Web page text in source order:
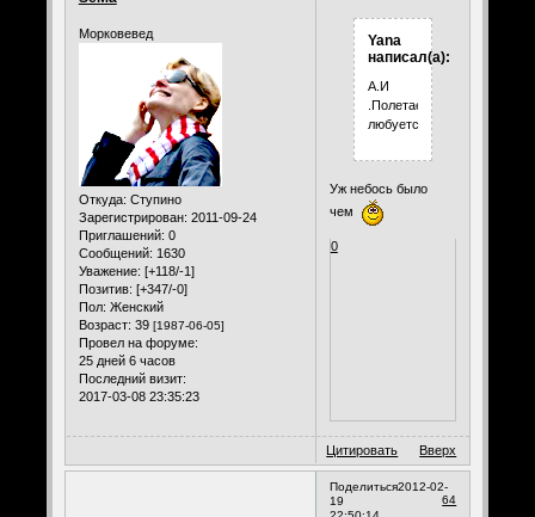
Морковевед
Откуда: Ступино
Зарегистрирован: 2011-09-24
Приглашений: 0
Сообщений: 1630
Уважение: [+118/-1]
Позитив: [+347/-0]
Пол: Женский
Возраст: 39 [1987-06-05]
Провел на форуме:
25 дней 6 часов
Последний визит:
2017-03-08 23:35:23
Yana
написал(а):
А.И
.Полетаев
любуется)))
Уж небось было
чем
0
Цитировать Вверх
Поделиться
64
2012-02-
19